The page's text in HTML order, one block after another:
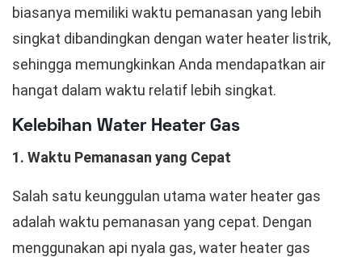
biasanya memiliki waktu pemanasan yang lebih
singkat dibandingkan dengan water heater listrik,
sehingga memungkinkan Anda mendapatkan air
hangat dalam waktu relatif lebih singkat.
Kelebihan Water Heater Gas
1. Waktu Pemanasan yang Cepat
Salah satu keunggulan utama water heater gas
adalah waktu pemanasan yang cepat. Dengan
menggunakan api nyala gas, water heater gas